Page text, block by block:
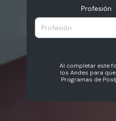
Profesión
Profesión
Al completar este
los Andes para
Programas de